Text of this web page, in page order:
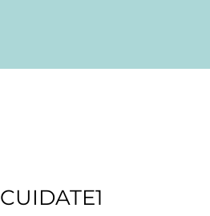
CUIDATE1